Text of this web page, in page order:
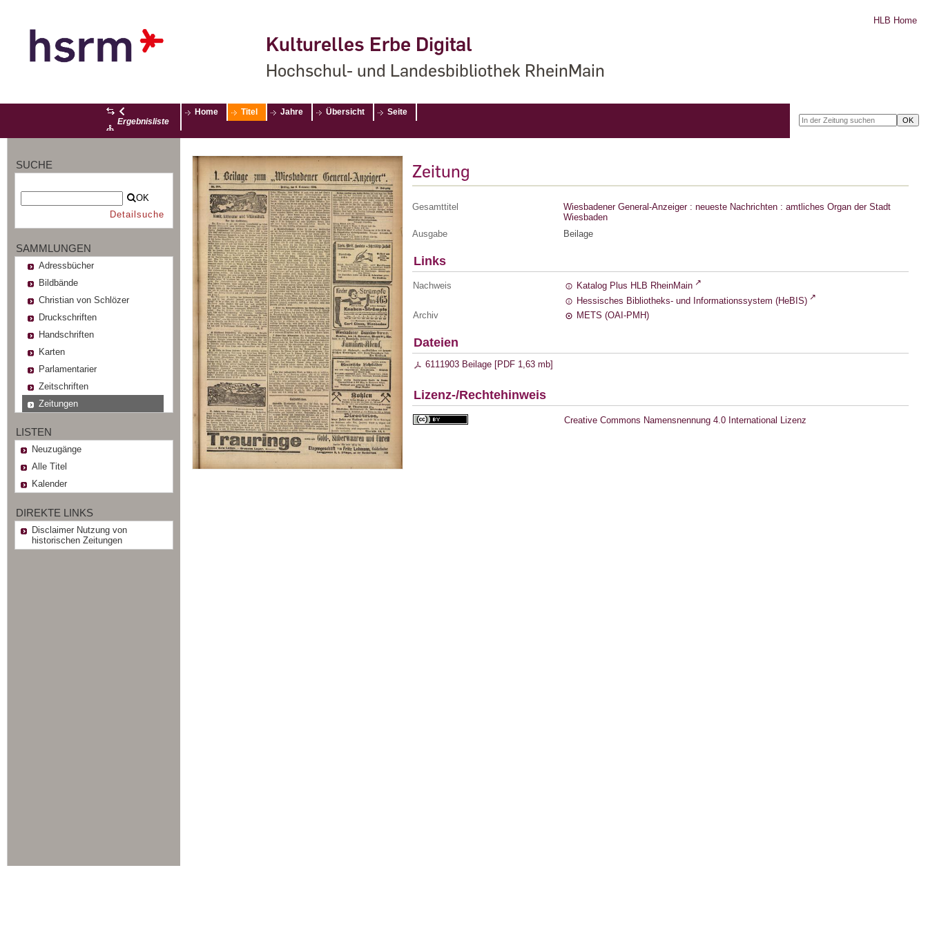
Kulturelles Erbe Digital
Hochschul- und Landesbibliothek RheinMain
HLB Home
Ergebnisliste
Home Titel Jahre Übersicht Seite
SUCHE
OK
Detailsuche
SAMMLUNGEN
Adressbücher
Bildbände
Christian von Schlözer
Druckschriften
Handschriften
Karten
Parlamentarier
Zeitschriften
Zeitungen
LISTEN
Neuzugänge
Alle Titel
Kalender
DIREKTE LINKS
Disclaimer Nutzung von
historischen Zeitungen
Zeitung
Gesamttitel
Wiesbadener General-Anzeiger : neueste Nachrichten : amtliches Organ der Stadt
Wiesbaden
Ausgabe
Beilage
Links
Nachweis
Katalog Plus HLB RheinMain
Hessisches Bibliotheks- und Informationssystem (HeBIS)
Archiv
METS (OAI-PMH)
Dateien
6111903 Beilage [PDF 1,63 mb]
Lizenz-/Rechtehinweis
Creative Commons Namensnennung 4.0 International Lizenz